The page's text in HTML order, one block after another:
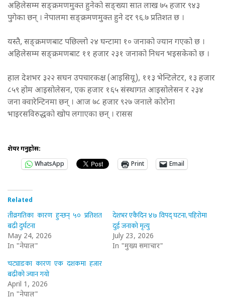
अहिलेसम्म सङ्क्रमणमुक्त हुनेको सङ्ख्या सात लाख ७५ हजार ९४३
पुगेका छन् । नेपालमा सङ्क्रमणमुक्त हुने दर ९६.७ प्रतिशत छ ।
यस्तै, सङ्क्रमणबाट पछिल्लो २४ घन्टामा १० जनाको ज्यान गएको छ ।
अहिलेसम्म सङ्क्रमणबाट ११ हजार २३१ जनाको निधन भइसकेको छ ।
हाल देशभर ३२२ सघन उपचारकक्ष (आइसियू), ११३ भेन्टिलेटर, १३ हजार
८५९ होम आइसोलेसन, एक हजार १६५ संस्थागत आइसोलेसन र २३४
जना क्वारेन्टिनमा छन् । आज ७८ हजार ९२७ जनाले कोरोना
भाइरसविरुद्धको खोप लगाएका छन् । रासस
शेयर गर्नुहोस:
WhatsApp
Print Email
Related
तीव्रगतिका कारण हुन्छन् ५० प्रतिशत
बढी दुर्घटना
May 24, 2026
In "नेपाल"
देशभर एकैदिन ४७ विपद् घटना, पहिरोमा
दुई जनाको मृत्यु
July 23, 2026
In "मुख्य समाचार"
चट्याङका कारण एक दशकमा हजार
बढीको ज्यान गयो
April 1, 2026
In "नेपाल"